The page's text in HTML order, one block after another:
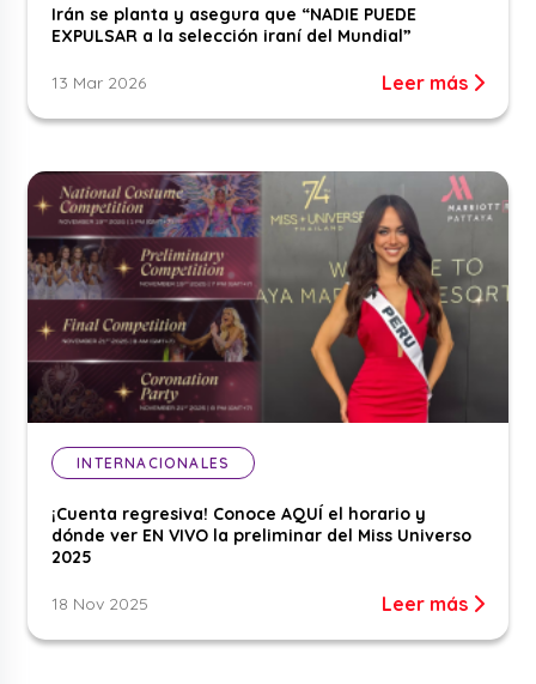
Irán se planta y asegura que “NADIE PUEDE
EXPULSAR a la selección iraní del Mundial”
13 Mar 2026 Leer más
INTERNACIONALES
¡Cuenta regresiva! Conoce AQUÍ el horario y
dónde ver EN VIVO la preliminar del Miss Universo
2025
18 Nov 2025 Leer más